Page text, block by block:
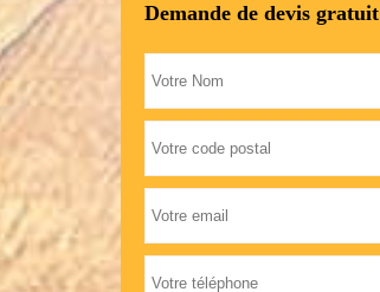
Demande de devis gratuit